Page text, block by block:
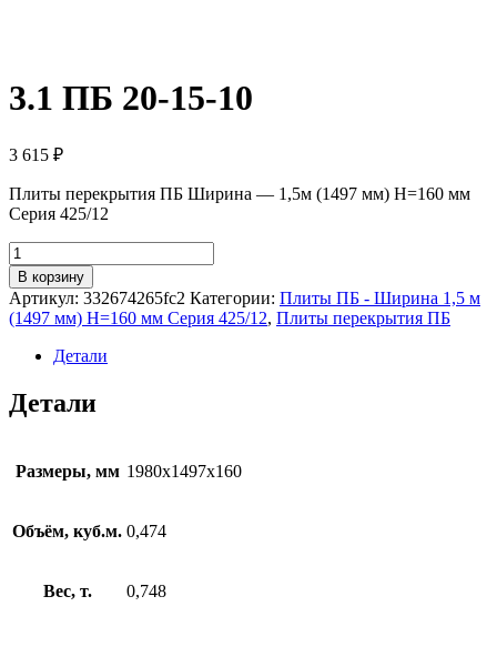
3.1 ПБ 20-15-10
3 615 ₽
Плиты перекрытия ПБ Ширина — 1,5м (1497 мм) H=160 мм
Серия 425/12
Количество
товара
3.1
ПБ
20-
В корзину
Артикул: 332674265fc2 Категории: Плиты ПБ - Ширина 1,5 м
(1497 мм) H=160 мм Серия 425/12, Плиты перекрытия ПБ
Детали
Детали
Размеры, мм 1980х1497х160
Объём, куб.м. 0,474
Вес, т. 0,748